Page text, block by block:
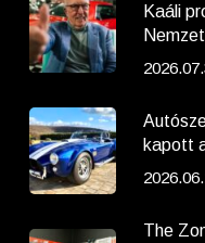
Kaáli
kapott
The